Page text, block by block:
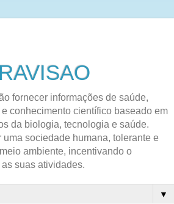
fornecer informações de saúde,
conhecimento científico baseado em
da biologia, tecnologia e saúde.
uma sociedade humana, tolerante e
ambiente, incentivando o
suas atividades.
▼